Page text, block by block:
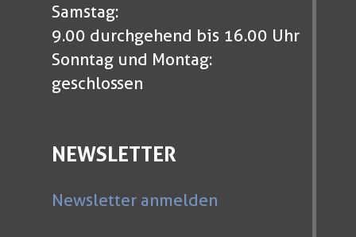
Samstag:
9.00 durchgehend bis 16.00 Uhr
Sonntag und Montag:
geschlossen
NEWSLETTER
Newsletter anmelden